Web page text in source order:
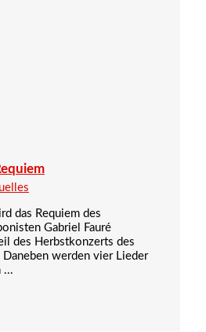
das Requiem des
Gabriel Fauré
des Herbstkonzerts des
Daneben werden vier Lieder
...